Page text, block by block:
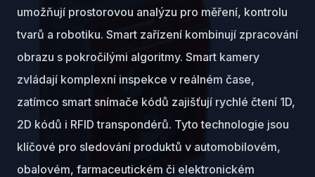
umožňují prostorovou analýzu pro měření, kontrolu
tvarů a robotiku. Smart zařízení kombinují zpracování
obrazu s pokročilými algoritmy. Smart kamery
zvládají komplexní inspekce v reálném čase,
zatímco smart snímače kódů zajišťují rychlé čtení 1D,
2D kódů i RFID transpondérů. Tyto technologie jsou
klíčové pro sledování produktů v automobilovém,
obalovém, farmaceutickém či elektronickém